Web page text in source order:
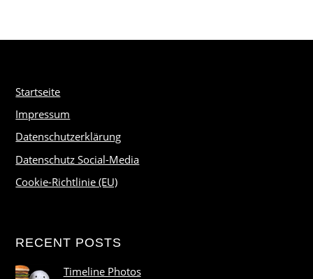
Startseite
Impressum
Datenschutzerklärung
Datenschutz Social-Media
Cookie-Richtlinie (EU)
RECENT POSTS
Timeline Photos